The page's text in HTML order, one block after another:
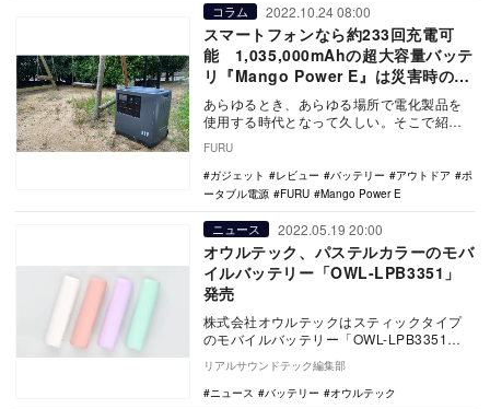
コラム 2022.10.24 08:00
スマートフォンなら約233回充電可
能 1,035,000mAhの超大容量バッテ
リ『Mango Power E』は災害時の備
えに最適
あらゆるとき、あらゆる場所で電化製品を
使用する時代となって久しい。そこで紹介
して注目が集ま…
FURU
ガジェット
レビュー バッテリー アウトドア
ポ
ータブル電源
FURU Mango Power E
ニュース 2022.05.19 20:00
オウルテック、パステルカラーのモバ
イルバッテリー「OWL-LPB3351」
発売
株式会社オウルテックはスティックタイプ
のモバイルバッテリー「OWL-LPB3351」
を2022年5月19日より販売開始する。 …
リアルサウンドテック編集部
ニュース
バッテリー オウルテック